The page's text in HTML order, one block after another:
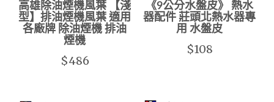
高雄除油煙機風葉 【淺
型】排油煙機風葉 適用
各廠牌 除油煙機 排油
煙機
$486
《9公分水盤皮》 熱水
器配件 莊頭北熱水器專
用 水盤皮
$108